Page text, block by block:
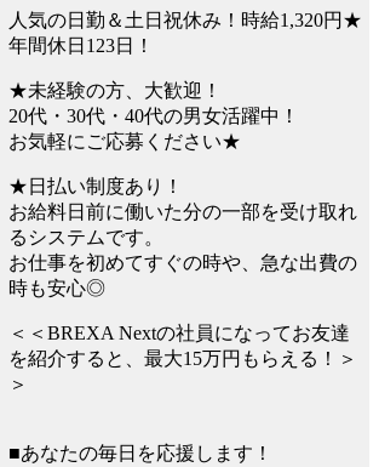
人気の日勤＆土日祝休み！時給1,320円★
年間休日123日！
★未経験の方、大歓迎！
20代・30代・40代の男女活躍中！
お気軽にご応募ください★
★日払い制度あり！
お給料日前に働いた分の一部を受け取れ
るシステムです。
お仕事を初めてすぐの時や、急な出費の
時も安心◎
＜＜BREXA Nextの社員になってお友達
を紹介すると、最大15万円もらえる！＞
＞
■あなたの毎日を応援します！